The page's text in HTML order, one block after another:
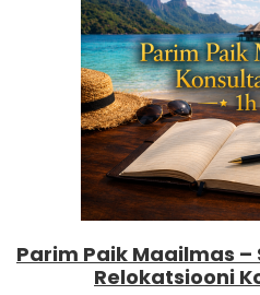
Parim Paik Maailmas
Relokatsiooni